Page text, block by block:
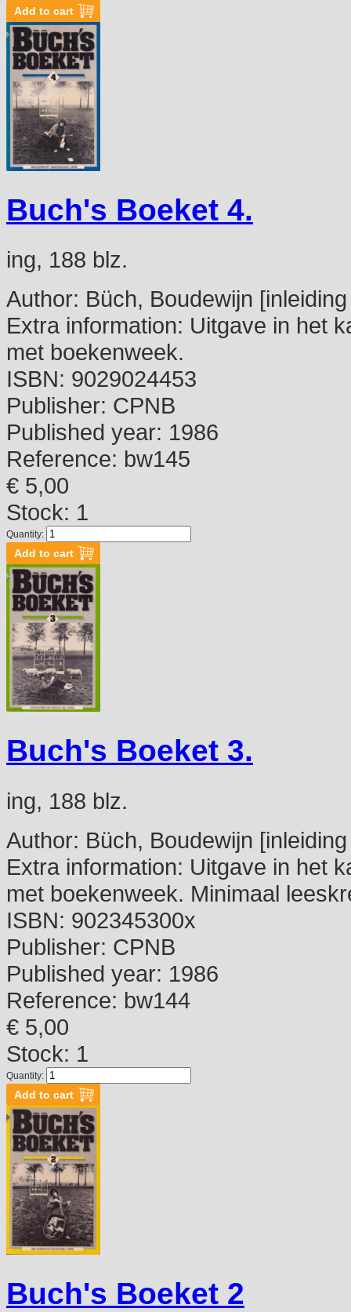
Buch's Boeket 4.
ing, 188 blz.
Author: Büch, Boudewijn
Extra information: Uitgave in het
met boekenweek.
ISBN: 9029024453
Publisher: CPNB
Published year: 1986
Reference: bw145
€ 5,00
Stock: 1
Quantity:
Buch's Boeket 3.
ing, 188 blz.
Author: Büch, Boudewijn
Extra information: Uitgave in het
met boekenweek. Minimaal
ISBN: 902345300x
Publisher: CPNB
Published year: 1986
Reference: bw144
€ 5,00
Stock: 1
Quantity:
Buch's Boeket 2